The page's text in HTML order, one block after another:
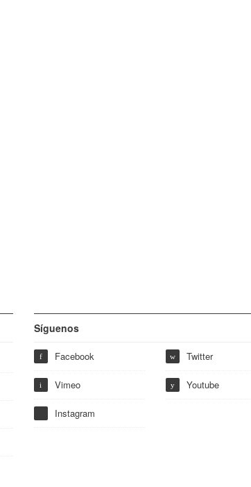
Síguenos
f Facebook w Twitter
i Vimeo y Youtube
Instagram